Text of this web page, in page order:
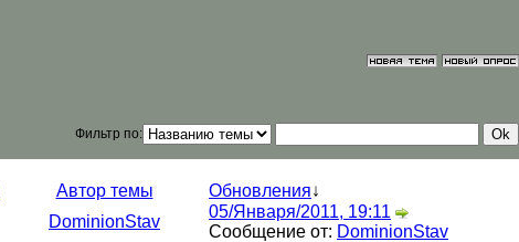
Фильтр по:
Автор темы Обновления↓
DominionStav
05/Января/2011, 19:11
Сообщение от: DominionStav